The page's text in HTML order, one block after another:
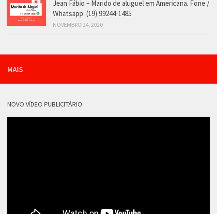
Jean Fábio – Marido de aluguel em Americana. Fone /
Whatsapp: (19) 99244-1485
NOVEMBRO 24, 2020
MAIS
NOVO VÍDEO PUBLICITÁRIO